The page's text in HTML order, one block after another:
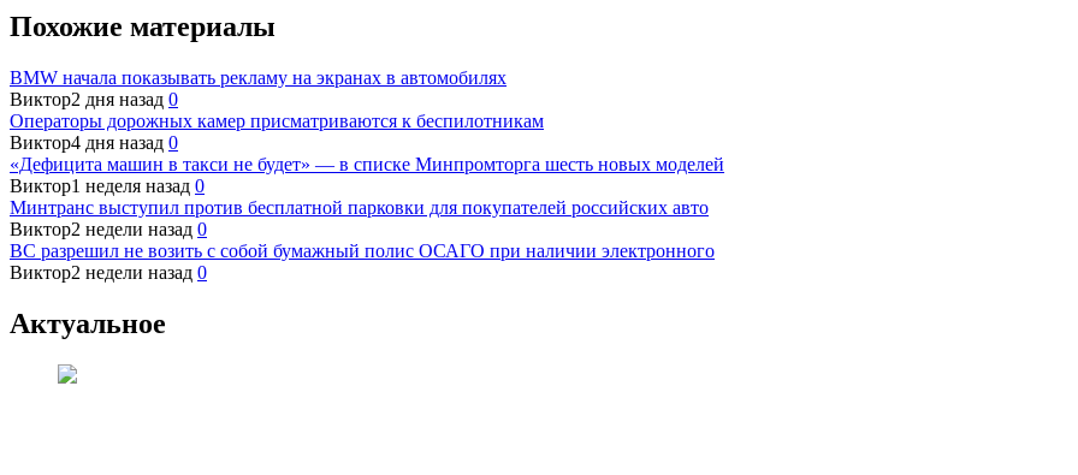
Похожие материалы
BMW начала показывать рекламу на экранах в автомобилях
Виктор2 дня назад 0
Операторы дорожных камер присматриваются к беспилотникам
Виктор4 дня назад 0
«Дефицита машин в такси не будет» — в списке Минпромторга шесть новых моделей
Виктор1 неделя назад 0
Минтранс выступил против бесплатной парковки для покупателей российских авто
Виктор2 недели назад 0
ВС разрешил не возить с собой бумажный полис ОСАГО при наличии электронного
Виктор2 недели назад 0
Актуальное